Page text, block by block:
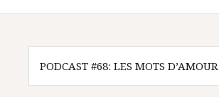
PODCAST #68: LES MOTS D’AMOUR